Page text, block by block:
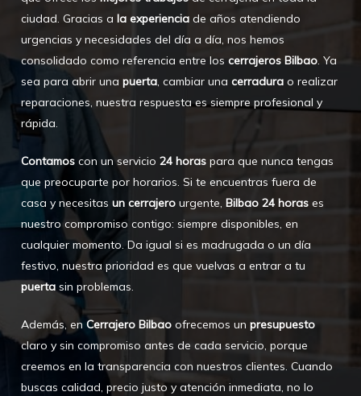
ciudad. Gracias a la experienciade años atendiendo
urgencias y necesidades del día a día, nos hemos
consolidado como referencia entre los cerrajeros Bilbao. Ya
sea para abrir una puerta, cambiar una cerradurao realizar
reparaciones, nuestra respuesta es siempre profesional y
rápida.
Contamoscon un servicio 24 horaspara que nunca tengas
que preocuparte por horarios. Si te encuentras fuera de
casa y necesitas un cerrajerourgente, Bilbao 24 horases
nuestro compromiso contigo: siempre disponibles, en
cualquier momento. Da igual si es madrugada o un día
festivo, nuestra prioridad es que vuelvas a entrar a tu
puertasin problemas.
Además, en Cerrajero Bilbaoofrecemos un presupuesto
claro y sin compromiso antes de cada servicio, porque
creemos en la transparencia con nuestros clientes. Cuando
buscas calidad, precio justo y atención inmediata, no lo